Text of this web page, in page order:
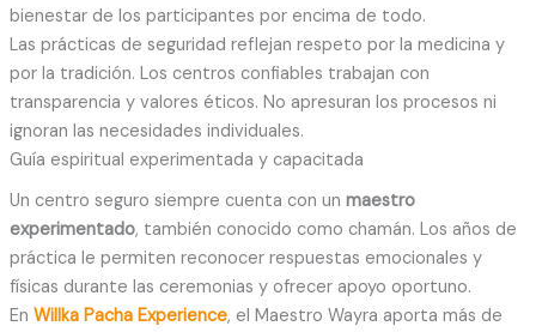
bienestar de los participantes por encima de todo.
Las prácticas de seguridad reflejan respeto por la medicina y
por la tradición. Los centros confiables trabajan con
transparencia y valores éticos. No apresuran los procesos ni
ignoran las necesidades individuales.
Guía espiritual experimentada y capacitada
Un centro seguro siempre cuenta con un maestro
experimentado, también conocido como chamán. Los años de
práctica le permiten reconocer respuestas emocionales y
físicas durante las ceremonias y ofrecer apoyo oportuno.
En Willka Pacha Experience, el Maestro Wayra aporta más de